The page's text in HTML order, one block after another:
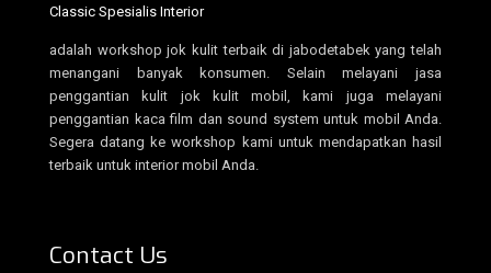
Classic Spesialis Interior
adalah workshop jok kulit terbaik di jabodetabek yang telah
menangani banyak konsumen. Selain melayani jasa
penggantian kulit jok kulit mobil, kami juga melayani
penggantian kaca film dan sound system untuk mobil Anda.
Segera datang ke workshop kami untuk mendapatkan hasil
terbaik untuk interior mobil Anda.
Contact Us